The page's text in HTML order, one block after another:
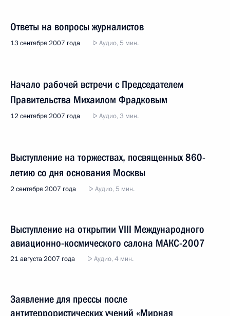
Ответы на вопросы журналистов
13 сентября 2007 года Аудио, 5 мин.
Начало рабочей встречи с Председателем
Правительства Михаилом Фрадковым
12 сентября 2007 года Аудио, 3 мин.
Выступление на торжествах, посвященных 860-
летию со дня основания Москвы
2 сентября 2007 года Аудио, 5 мин.
Выступление на открытии VIII Международного
авиационно-космического салона МАКС-2007
21 августа 2007 года Аудио, 4 мин.
Заявление для прессы после
антитеррористических учений «Мирная